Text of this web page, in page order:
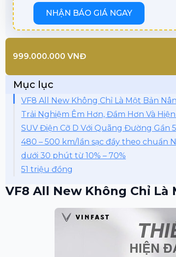
NHẬN BÁO GIÁ NGAY
999.000.000 VNĐ
Mục lục
VF8 All New Không Chỉ Là Một Bản
Trải Nghiệm Êm Hơn, Đầm Hơn Và
SUV Điện Cỡ D Với Quãng Đường Gần
480 – 500 km/lần sạc đầy theo chuẩn
dưới 30 phút từ 10% – 70%
51 triệu đồng
VF8 All New Không Chỉ Là